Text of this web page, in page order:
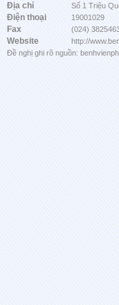
Địa chỉ Số 1 Triệu
Điện thoại 19001029
Fax (024)
Website
http://
Đề nghị ghi rõ nguồn: